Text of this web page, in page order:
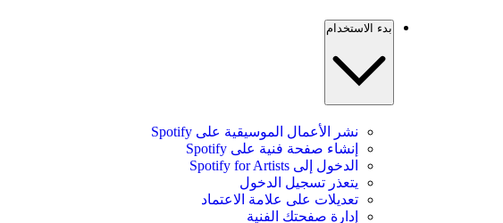
بدء الاستخدام
نشر الأعمال الموسيقية على Spotify
إنشاء صفحة فنية على Spotify
الدخول إلى Spotify for Artists
يتعذر تسجيل الدخول
تعديلات على علامة الاعتماد
إدارة صفحتك الفنية